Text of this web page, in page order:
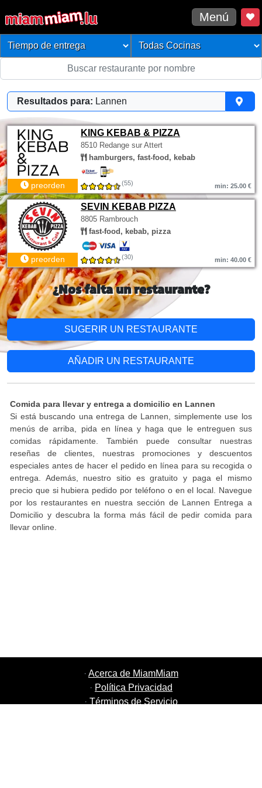
Menú
Resultados para: Lannen
KING KEBAB & PIZZA
8510 Redange sur Attert
hamburgers, fast-food, kebab
preorden (55) min: 25.00 €
SEVIN KEBAB PIZZA
8805 Rambrouch
fast-food, kebab, pizza
preorden (30) min: 40.00 €
¿Nos falta un restaurante?
SUGERIR UN RESTAURANTE
AÑADIR UN RESTAURANTE
Comida para llevar y entrega a domicilio en Lannen
Si está buscando una entrega de Lannen, simplemente use los
menús de arriba, pida en línea y haga que le entreguen sus
comidas rápidamente. También puede consultar nuestras
reseñas de clientes, nuestras promociones y descuentos
especiales antes de hacer el pedido en línea para su recogida o
entrega. Además, nuestro sitio es gratuito y paga el mismo
precio que si hubiera pedido por teléfono o en el local. Navegue
por los restaurantes en nuestra sección de Lannen Entrega a
Domicilio y descubra la forma más fácil de pedir comida para
llevar online.
· Acerca de MiamMiam
· Política Privacidad
· Términos de Servicio